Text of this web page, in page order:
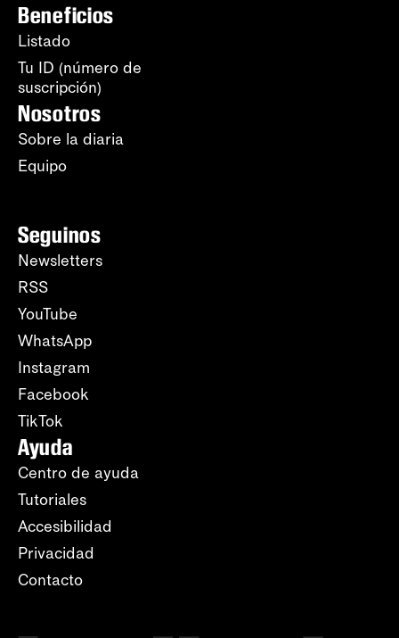
Beneficios
Listado
Tu ID (número de
suscripción)
Nosotros
Sobre la diaria
Equipo
Seguinos
Newsletters
RSS
YouTube
WhatsApp
Instagram
Facebook
TikTok
Ayuda
Centro de ayuda
Tutoriales
Accesibilidad
Privacidad
Contacto